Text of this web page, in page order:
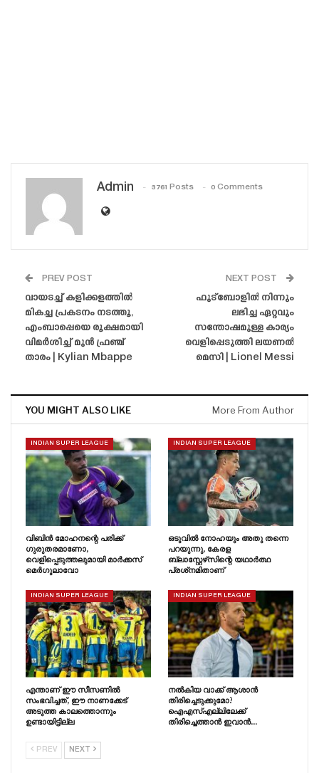
Admin 3761 Posts 0 Comments
PREV POST
വായടച്ച് കളിക്കളത്തിൽ
മികച്ച പ്രകടനം നടത്തൂ,
എംബാപ്പെയെ രൂക്ഷമായി
വിമർശിച്ച് മുൻ ഫ്രഞ്ച്
താരം | Kylian Mbappe
NEXT POST
ഫുട്ബോളിൽ നിന്നും
ലഭിച്ച ഏറ്റവും
സന്തോഷമുള്ള കാര്യം
വെളിപ്പെടുത്തി ലയണൽ
മെസി | Lionel Messi
YOU MIGHT ALSO LIKE More From Author
INDIAN SUPER LEAGUE
വിബിൻ മോഹനന്റെ പരിക്ക്
ഗുരുതരമാണോ,
വെളിപ്പെടുത്തലുമായി മാർക്കസ്
മെർഗുലാവോ
INDIAN SUPER LEAGUE
ഒടുവിൽ നോഹയും അതു തന്നെ
പറയുന്നു, കേരള
ബ്ലാസ്റ്റേഴ്‌സിന്റെ യഥാർത്ഥ
പ്രശ്‌നമിതാണ്
INDIAN SUPER LEAGUE
എന്താണ് ഈ സീസണിൽ
സംഭവിച്ചത്, ഈ നാണക്കേട്
അടുത്ത കാലത്തൊന്നും
ഉണ്ടായിട്ടില്ല
INDIAN SUPER LEAGUE
നൽകിയ വാക്ക് ആശാൻ
തിരിച്ചെടുക്കുമോ?
ഐഎസ്എല്ലിലേക്ക്
തിരിച്ചെത്താൻ ഇവാൻ…
PREV NEXT